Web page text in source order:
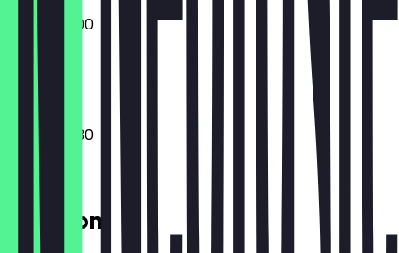
08:00 - 13:00
Closed
08:00 - 18:30
Location